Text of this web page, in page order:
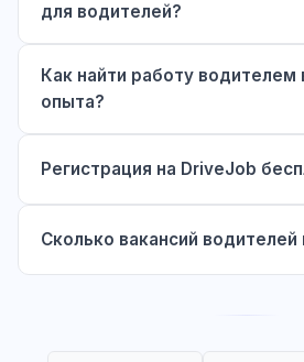
для водителей?
Как найти работу водителем
опыта?
Регистрация на DriveJob
Сколько вакансий водителей